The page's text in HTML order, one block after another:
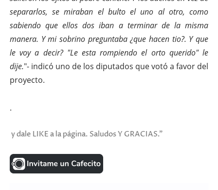
separarlos, se miraban el bulto el uno al otro, como
sabiendo que ellos dos iban a terminar de la misma
manera. Y mi sobrino preguntaba ¿que hacen tio?. Y que
le voy a decir? "Le esta rompiendo el orto querido" le
dije."- indicó uno de los diputados que votó a favor del
proyecto.
.
a la página. Saludos Y GRACIAS."